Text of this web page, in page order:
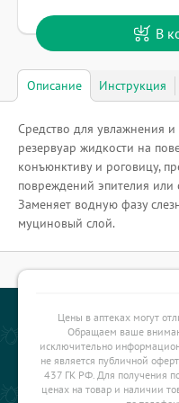
В
Описание Инструкция
Средство для увлажнения
резервуар жидкости на
конъюнктиву и роговицу,
повреждений эпителия или
Заменяет водную фазу
муциновый слой.
Цены в аптеках могут
Обращаем ваше
исключительно
не является публичной
437 ГК РФ. Для получения
ценах на товар и наличии